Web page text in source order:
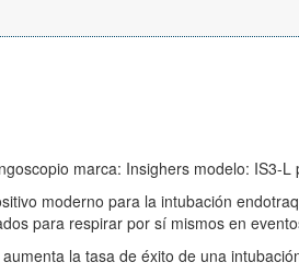
marca: Insighers modelo: IS3-
moderno para la intubación
para respirar por sí mismos en
la tasa de éxito de una